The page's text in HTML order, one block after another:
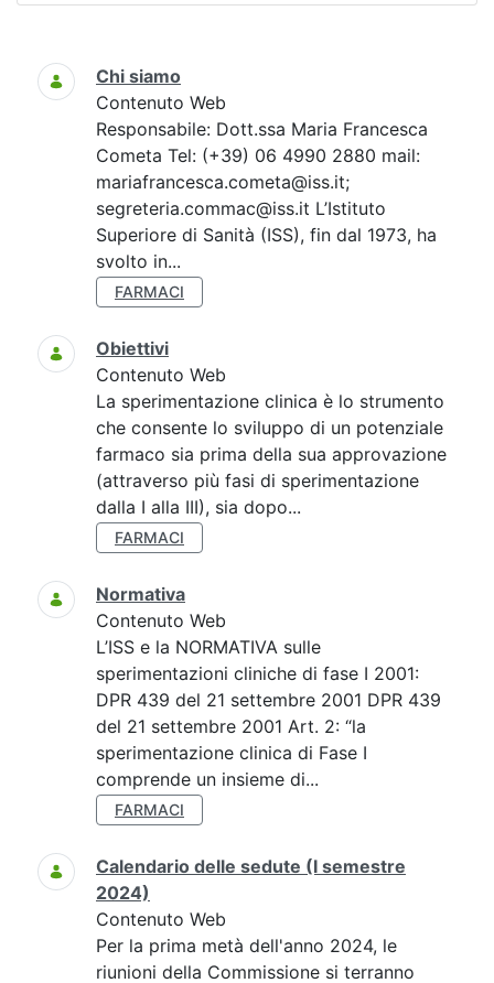
Ricerca
Chi siamo
Contenuto Web
Responsabile: Dott.ssa Maria Francesca
Cometa Tel: (+39) 06 4990 2880 mail:
mariafrancesca.cometa@iss.it;
segreteria.commac@iss.it L’Istituto
Superiore di Sanità (ISS), fin dal 1973, ha
svolto in...
FARMACI
Obiettivi
Contenuto Web
La sperimentazione clinica è lo strumento
che consente lo sviluppo di un potenziale
farmaco sia prima della sua approvazione
(attraverso più fasi di sperimentazione
dalla I alla III), sia dopo...
FARMACI
Normativa
Contenuto Web
L’ISS e la NORMATIVA sulle
sperimentazioni cliniche di fase I 2001:
DPR 439 del 21 settembre 2001 DPR 439
del 21 settembre 2001 Art. 2: “la
sperimentazione clinica di Fase I
comprende un insieme di...
FARMACI
Calendario delle sedute (I semestre
2024)
Contenuto Web
Per la prima metà dell'anno 2024, le
riunioni della Commissione si terranno